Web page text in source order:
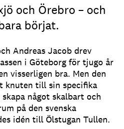
och Örebro – och
börjat.
Andreas Jacob drev
i Göteborg för tjugo år
visserligen bra. Men den
knuten till sin specifika
något skalbart och
på den svenska
idén till Ölstugan Tullen.